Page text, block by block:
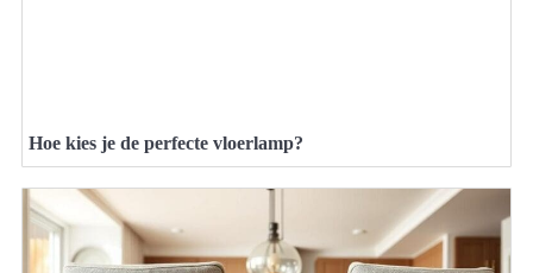
Hoe kies je de perfecte vloerlamp?